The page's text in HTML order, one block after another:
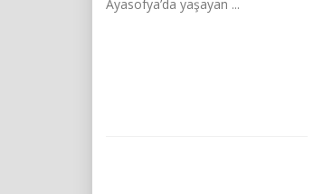
Ayasofya’da yaşayan ...